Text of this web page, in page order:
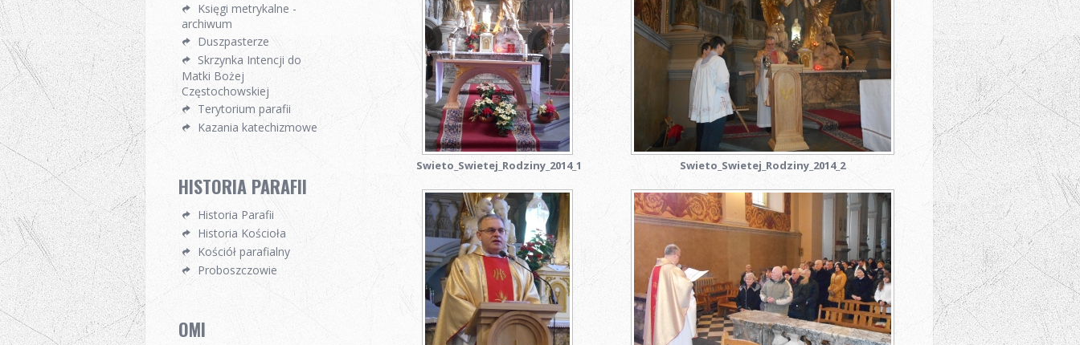
Księgi metrykalne -
archiwum
Duszpasterze
Skrzynka Intencji do
Matki Bożej
Częstochowskiej
Terytorium parafii
Kazania katechizmowe
HISTORIA PARAFII
Historia Parafii
Historia Kościoła
Kościół parafialny
Proboszczowie
OMI
Swieto_Swietej_Rodziny_2014_1 Swieto_Swietej_Rodziny_2014_2